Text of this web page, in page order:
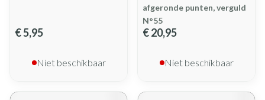
€ 5,95
Niet beschikbaar
afgeronde punten, verguld
N°55
€ 20,95
Niet beschikbaar